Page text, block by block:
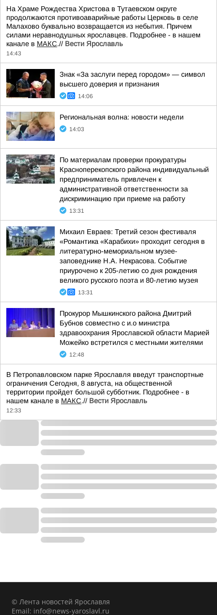
На Храме Рождества Христова в Тутаевском округе
продолжаются противоаварийные работы Церковь в селе
Малахово буквально возвращается из небытия. Причем
силами неравнодушных ярославцев. Подробнее - в нашем
канале в МАКС.// Вести Ярославль
14:43
Знак «За заслуги перед городом» — символ
высшего доверия и признания
14:06
Региональная волна: новости недели
14:03
По материалам проверки прокуратуры
Красноперекопского района индивидуальный
предприниматель привлечен к
административной ответственности за
дискриминацию при приеме на работу
13:31
Михаил Евраев: Третий сезон фестиваля
«Романтика «Карабихи» проходит сегодня в
литературно-мемориальном музее-
заповеднике Н.А. Некрасова. Событие
приурочено к 205-летию со дня рождения
великого русского поэта и 80-летию музея
13:31
Прокурор Мышкинского района Дмитрий
Бубнов совместно с и.о министра
здравоохрания Ярославской области Марией
Можейко встретился с местными жителями
12:48
В Петропавловском парке Ярославля введут транспортные
ограничения Сегодня, 8 августа, на общественной
территории пройдет большой субботник. Подробнее - в
нашем канале в МАКС.// Вести Ярославль
12:33
© Лента новостей Ярославля
Email: info@news-yaroslavl.ru